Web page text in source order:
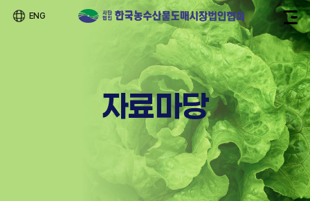
ENG
자료마당